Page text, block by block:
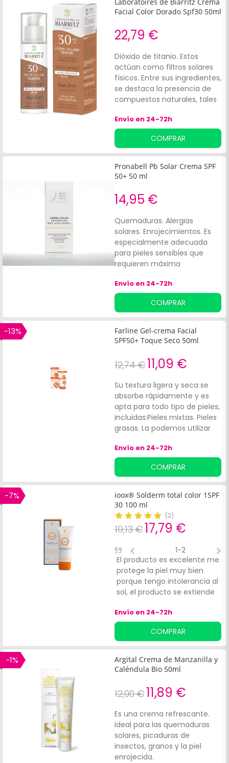
Laboratoires de Biarritz Crema
Facial Color Dorado Spf30 50ml
22,79 €
Dióxido de titanio. Estos
actúan como filtros solares
físicos. Entre sus ingredientes,
se destaca la presencia de
compuestos naturales, tales
sesquipedale. Jugo de hoja
de Aloe Barbadensis.
Envío en 24-72h
COMPRAR
Pronabell Pb Solar Crema SPF
50+ 50 ml
14,95 €
Quemaduras. Alergias
solares. Enrojecimientos. Es
especialmente adecuada
para pieles sensibles que
requieren máxima
Envío en 24-72h
COMPRAR
-13%
Farline Gel-crema Facial
SPF50+ Toque Seco 50ml
12,74 €11,09 €
Su textura ligera y seca se
absorbe rápidamente y es
apta para todo tipo de pieles,
incluidas:Pieles mixtas. Pieles
grasas. La podemos utilizar
como protección solar.
Envío en 24-72h
COMPRAR
-7%
ioox® Solderm total color 1SPF
30 100 ml
(2)
19,13 €17,79 €
El producto es excelente me
protege la piel muy bien
porque tengo intolerancia al
sol, el producto se extiende
y me da muy buen color a la
cara
1-2
Envío en 24-72h
COMPRAR
-1%
Argital Crema de Manzanilla y
Caléndula Bio 50ml
12,00 €11,89 €
Es una crema refrescante.
Ideal para las quemaduras
solares, picaduras de
insectos, granos y la piel
enrojecida.